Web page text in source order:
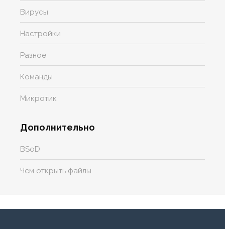
Вирусы
Настройки
Разное
Команды
Микротик
Дополнительно
BSoD
Чем открыть файлы